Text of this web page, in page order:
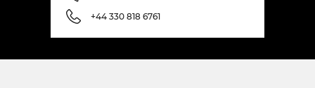
+44 330 818 6761